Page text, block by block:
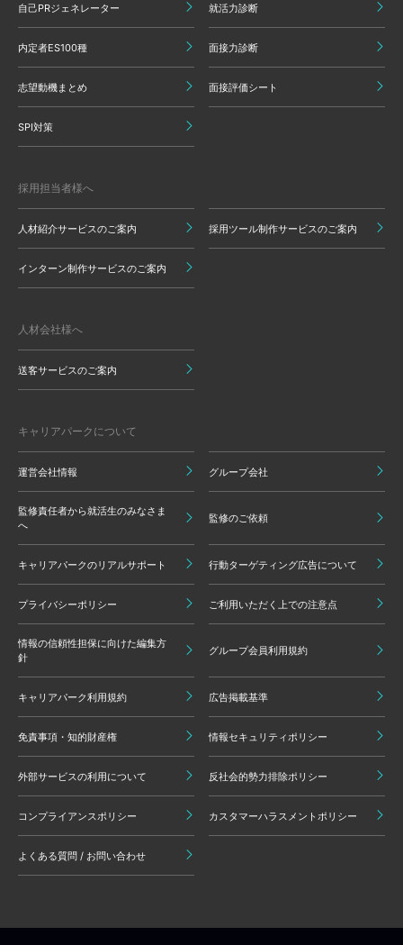
自己PRジェネレーター 就活力診断
内定者ES100種 面接力診断
志望動機まとめ 面接評価シート
SPI対策
採用担当者様へ
人材紹介サービスのご案内 採用ツール制作サービスのご案内
インターン制作サービスのご案内
人材会社様へ
送客サービスのご案内
キャリアパークについて
運営会社情報 グループ会社
監修責任者から就活生のみなさま
へ
監修のご依頼
キャリアパークのリアルサポート 行動ターゲティング広告について
プライバシーポリシー ご利用いただく上での注意点
情報の信頼性担保に向けた編集方
針
グループ会員利用規約
キャリアパーク利用規約 広告掲載基準
免責事項・知的財産権 情報セキュリティポリシー
外部サービスの利用について 反社会的勢力排除ポリシー
コンプライアンスポリシー カスタマーハラスメントポリシー
よくある質問 / お問い合わせ